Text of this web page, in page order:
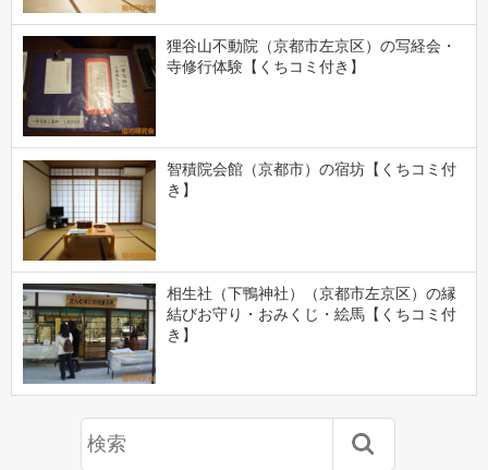
狸谷山不動院（京都市左京区）の写経会・
寺修行体験【くちコミ付き】
智積院会館（京都市）の宿坊【くちコミ付
き】
相生社（下鴨神社）（京都市左京区）の縁
結びお守り・おみくじ・絵馬【くちコミ付
き】